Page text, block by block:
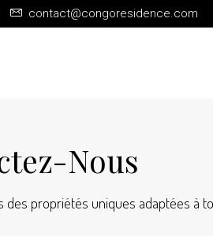
contact@congoresidence.com
Nous
des propriétés uniques adaptées à